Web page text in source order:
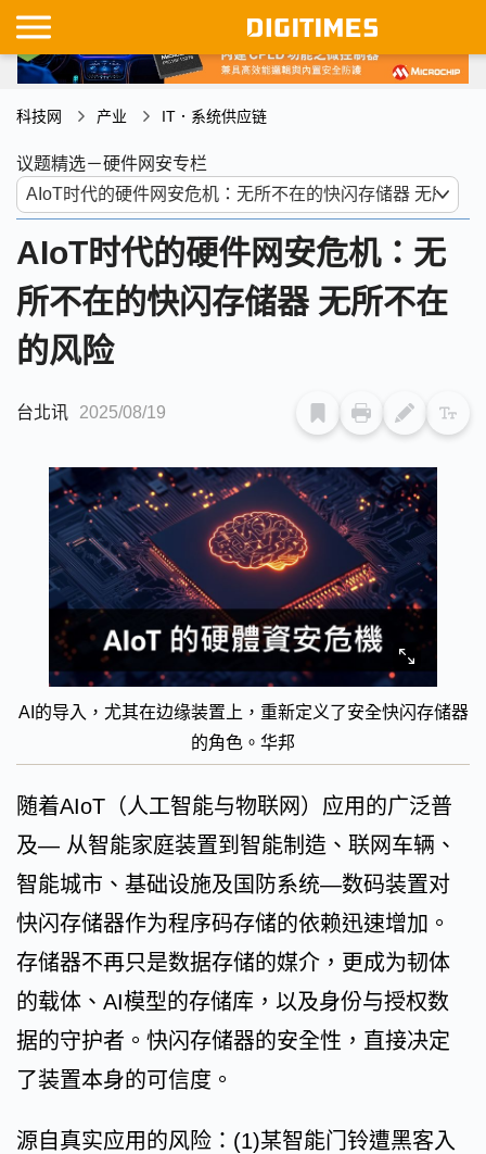
科技网 产业 IT．系统供应链
议题精选－硬件网安专栏
AIoT时代的硬件网安危机：无
所不在的快闪存储器 无所不在
的风险
台北讯 2025/08/19
AI的导入，尤其在边缘装置上，重新定义了安全快闪存储器
的角色。华邦
随着AIoT（人工智能与物联网）应用的广泛普
及— 从智能家庭装置到智能制造、联网车辆、
智能城市、基础设施及国防系统—数码装置对
快闪存储器作为程序码存储的依赖迅速增加。
存储器不再只是数据存储的媒介，更成为韧体
的载体、AI模型的存储库，以及身份与授权数
据的守护者。快闪存储器的安全性，直接决定
了装置本身的可信度。
源自真实应用的风险：(1)某智能门铃遭黑客入